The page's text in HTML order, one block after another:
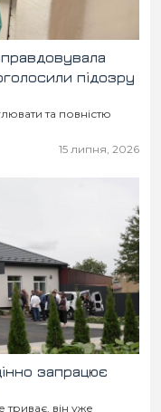
підозру
та повністю
15 липня, 2026
запрацює
він уже